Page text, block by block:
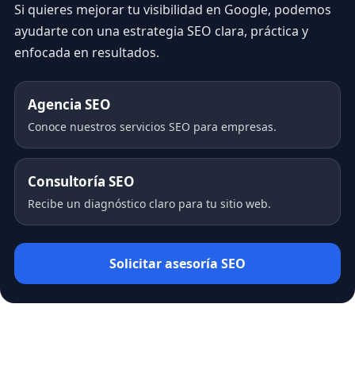
Si quieres mejorar tu visibilidad en Google, podemos
ayudarte con una estrategia SEO clara, práctica y
enfocada en resultados.
Agencia SEO
Conoce nuestros servicios SEO para empresas.
Consultoría SEO
Recibe un diagnóstico claro para tu sitio web.
Solicitar asesoría SEO